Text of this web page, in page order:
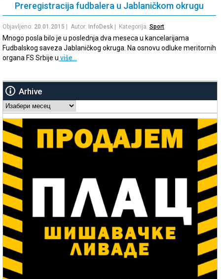
Preregistracija fudbalera u Jablaničkom okrugu
Objavljeno: 20.01.2015 | Autor: InfoDesk | Kategorija: Sport
Mnogo posla bilo je u poslednja dva meseca u kancelarijama
Fudbalskog saveza Jablaničkog okruga. Na osnovu odluke meritornih
organa FS Srbije u više…
Arhive
Arhive